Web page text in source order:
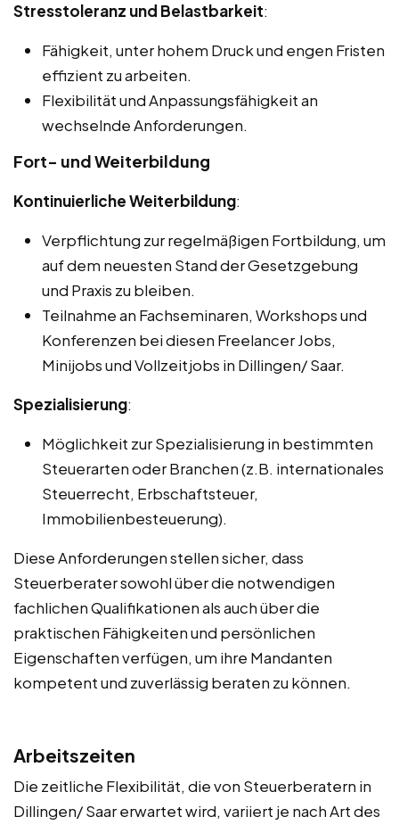
Stresstoleranz und Belastbarkeit:
Fähigkeit, unter hohem Druck und engen Fristen
effizient zu arbeiten.
Flexibilität und Anpassungsfähigkeit an
wechselnde Anforderungen.
Fort- und Weiterbildung
Kontinuierliche Weiterbildung:
Verpflichtung zur regelmäßigen Fortbildung, um
auf dem neuesten Stand der Gesetzgebung
und Praxis zu bleiben.
Teilnahme an Fachseminaren, Workshops und
Konferenzen bei diesen Freelancer Jobs,
Minijobs und Vollzeitjobs in Dillingen/ Saar.
Spezialisierung:
Möglichkeit zur Spezialisierung in bestimmten
Steuerarten oder Branchen (z.B. internationales
Steuerrecht, Erbschaftsteuer,
Immobilienbesteuerung).
Diese Anforderungen stellen sicher, dass
Steuerberater sowohl über die notwendigen
fachlichen Qualifikationen als auch über die
praktischen Fähigkeiten und persönlichen
Eigenschaften verfügen, um ihre Mandanten
kompetent und zuverlässig beraten zu können.
Arbeitszeiten
Die zeitliche Flexibilität, die von Steuerberatern in
Dillingen/ Saar erwartet wird, variiert je nach Art des